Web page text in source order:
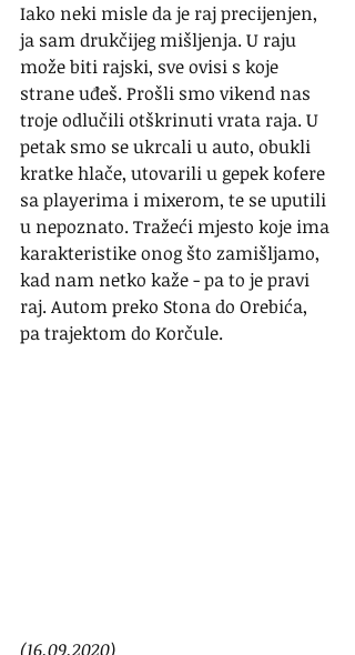
Iako neki misle da je raj precijenjen,
ja sam drukčijeg mišljenja. U raju
može biti rajski, sve ovisi s koje
strane uđeš. Prošli smo vikend nas
troje odlučili otškrinuti vrata raja. U
petak smo se ukrcali u auto, obukli
kratke hlače, utovarili u gepek kofere
sa playerima i mixerom, te se uputili
u nepoznato. Tražeći mjesto koje ima
karakteristike onog što zamišljamo,
kad nam netko kaže - pa to je pravi
raj. Autom preko Stona do Orebića,
pa trajektom do Korčule.
(16.09.2020)